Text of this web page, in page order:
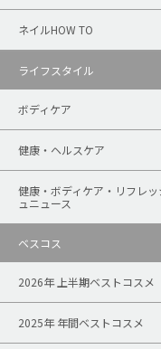
ネイルHOW TO
ライフスタイル
ボディケア
健康・ヘルスケア
健康・ボディケア・リフレッ
ュニュース
ベスコス
2026年 上半期ベストコスメ
2025年 年間ベストコスメ